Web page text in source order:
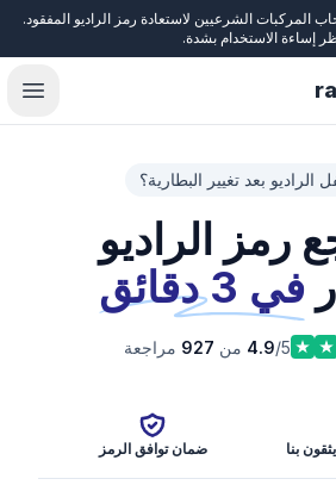
الشرعيين لاستعادة رمز الراديو المفقود.
إساءة الاستخدام بشدة.
الراديو بعد تغيير البطارية؟
رمز الراديو
في 3 دقائق
4.9/5 من 927 مراجعة
ضمان توافق الرمز